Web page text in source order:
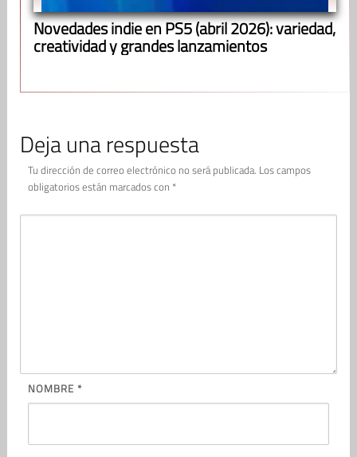
Novedades indie en PS5 (abril 2026): variedad,
creatividad y grandes lanzamientos
Deja una respuesta
Tu dirección de correo electrónico no será publicada. Los campos
obligatorios están marcados con *
NOMBRE *